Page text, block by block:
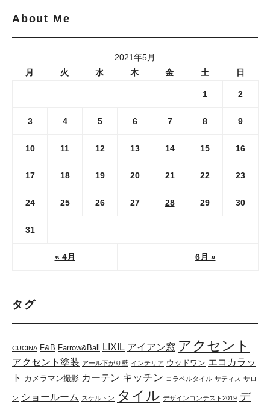
About Me
2021年5月
月
火 水 木 金 土 日
« 4月 6月 »
1 2
3 4 5 6 7 8 9
10 11 12 13 14 15 16
17 18 19 20 21 22 23
24 25 26 27 28 29 30
31
タグ
CUCINA F&B Farrow&Ball LIXIL アイアン窓 アクセント
アクセント塗装 アール下がり壁 インテリア ウッドワン エコカラッ
ト カメラマン撮影 カーテン キッチン コラベルタイル サティス サロ
ン ショールーム スケルトン タイル デザインコンテスト2019 デ